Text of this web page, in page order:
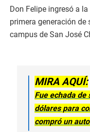
Don Felipe ingresó a
primera generación de
campus de San José
MIRA AQUÍ:
Fue echada de
dólares para
compró un